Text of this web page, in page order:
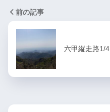
前の記事
六甲縦走路1/4